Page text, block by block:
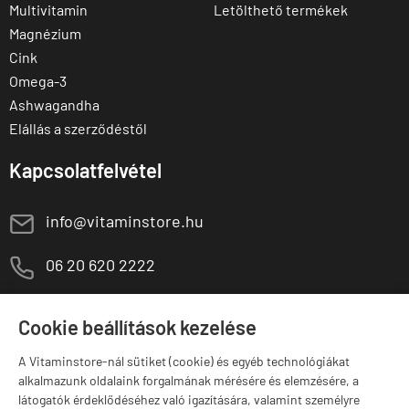
Cookie beállítások kezelése
A Vitaminstore-nál sütiket (cookie) és egyéb technológiákat
alkalmazunk oldalaink forgalmának mérésére és elemzésére, a
látogatók érdeklődéséhez való igazítására, valamint személyre
Multivitamin
Magnézium
Cink
Omega-3
Ashwagandha
Elállás a szerződéstől
Letölthető termékek
Kapcsolatfelvétel
E info@vitaminstore.hu
M 06 20 620 2222
Szugló u. 83-85.
Márkák